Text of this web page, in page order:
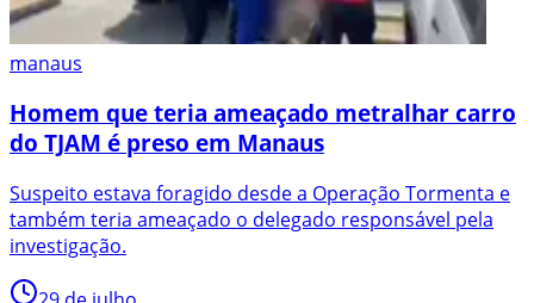
manaus
Homem que teria ameaçado metralhar carro
do TJAM é preso em Manaus
Suspeito estava foragido desde a Operação Tormenta e
também teria ameaçado o delegado responsável pela
investigação.